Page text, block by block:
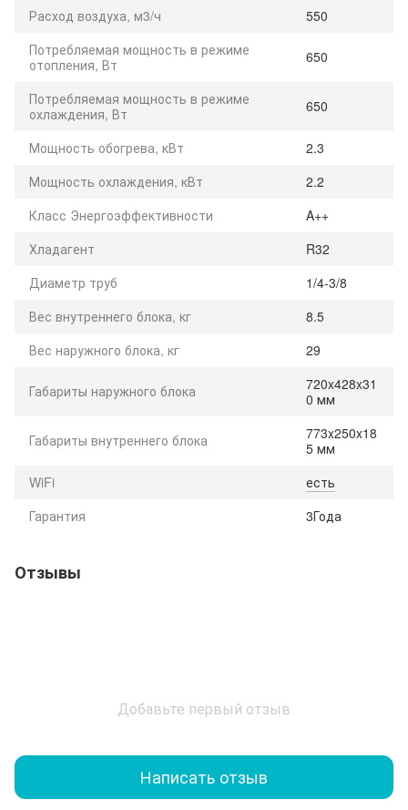
Расход воздуха, м3/ч
550
Потребляемая мощность в режиме
отопления, Вт
650
Потребляемая мощность в режиме
охлаждения, Вт
650
Мощность обогрева, кВт
2.3
Мощность охлаждения, кВт
2.2
Класс Энергоэффективности
A++
Хладагент
R32
Диаметр труб
1/4-3/8
Вес внутреннего блока, кг
8.5
Вес наружного блока, кг
29
Габариты наружного блока
720x428x31
0 мм
Габариты внутреннего блока
773x250x18
5 мм
WiFi
есть
Гарантия
3Года
Отзывы
Добавьте первый отзыв
Написать отзыв